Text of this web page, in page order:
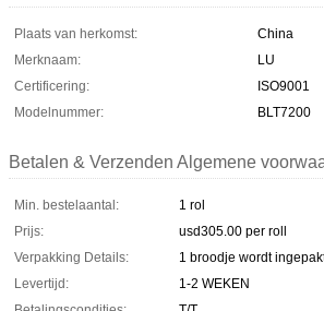
Plaats van herkomst:
China
Merknaam:
LU
Certificering:
ISO9001
Modelnummer:
BLT7200
Betalen & Verzenden Algemene
Min. bestelaantal:
1 rol
Prijs:
usd305.00 per roll
Verpakking Details:
1 broodje wordt
Levertijd:
1-2 WEKEN